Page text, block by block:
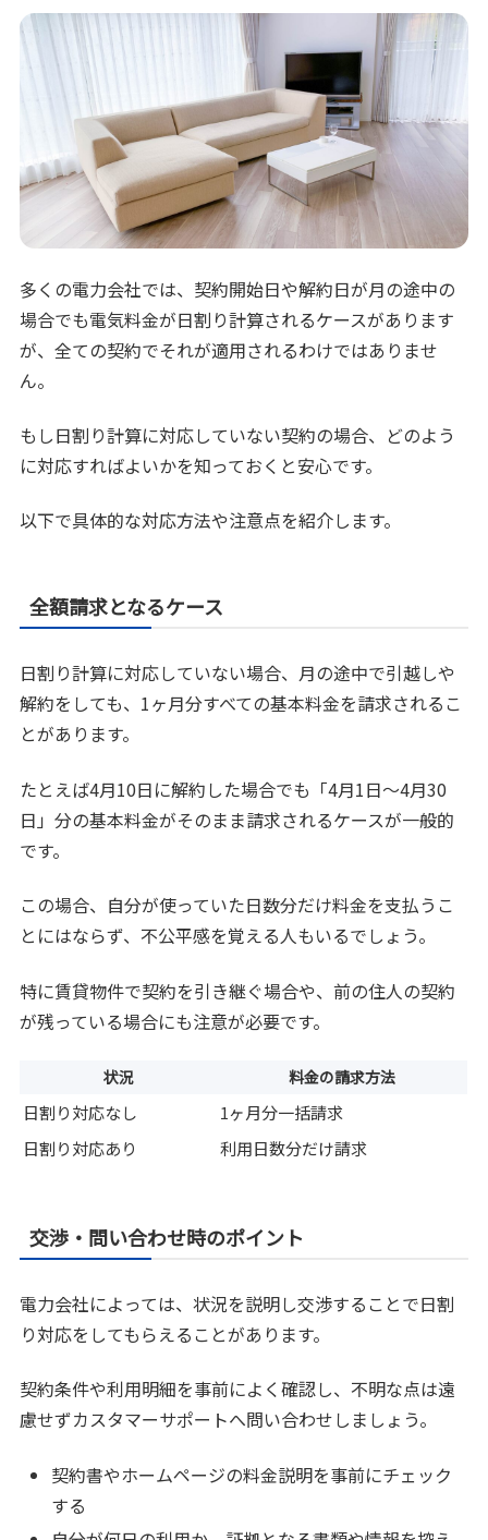
多くの電力会社では、契約開始日や解約日が月の途中の
場合でも電気料金が日割り計算されるケースがあります
が、全ての契約でそれが適用されるわけではありませ
ん。
もし日割り計算に対応していない契約の場合、どのよう
に対応すればよいかを知っておくと安心です。
以下で具体的な対応方法や注意点を紹介します。
全額請求となるケース
日割り計算に対応していない場合、月の途中で引越しや
解約をしても、1ヶ月分すべての基本料金を請求されるこ
とがあります。
たとえば4月10日に解約した場合でも「4月1日～4月30
日」分の基本料金がそのまま請求されるケースが一般的
です。
この場合、自分が使っていた日数分だけ料金を支払うこ
とにはならず、不公平感を覚える人もいるでしょう。
特に賃貸物件で契約を引き継ぐ場合や、前の住人の契約
が残っている場合にも注意が必要です。
状況 料金の請求方法
日割り対応なし
1ヶ月分一括請求
日割り対応あり
利用日数分だけ請求
交渉・問い合わせ時のポイント
電力会社によっては、状況を説明し交渉することで日割
り対応をしてもらえることがあります。
契約条件や利用明細を事前によく確認し、不明な点は遠
慮せずカスタマーサポートへ問い合わせしましょう。
契約書やホームページの料金説明を事前にチェック
する